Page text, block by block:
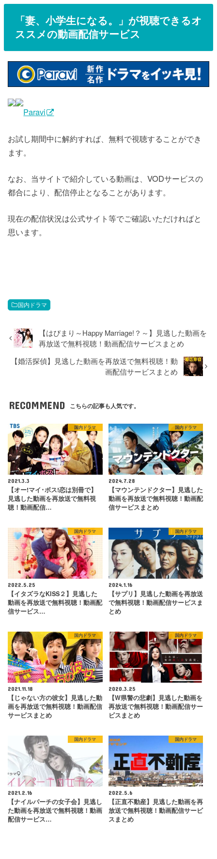
「妻、小学生になる。
」が視聴できるオ
ススメの動画配信サービス
Paravi
お試し期間中に解約すれば、無料で視聴することができ
ます。
なお、当サイトで紹介している動画は、VODサービスの
都合により、配信停止となることがあります。
現在の配信状況は公式サイト等でご確認いただければと
思います。
国内ドラマ
【はぴまり～Happy Marriage!？～】見逃した動画を
再放送で無料視聴！動画配信サービスまとめ
【婚活探偵】見逃した動画を再放送で無料視聴！動
画配信サービスまとめ
RECOMMEND こちらの記事も人気です。
国内ドラマ
2021.3.3
【オー!マイ･ボス!恋は別冊で】
見逃した動画を再放送で無料視
聴！動画配信…
国内ドラマ
2024.7.28
【マウンテンドクター】見逃した
動画を再放送で無料視聴！動画配
信サービスまとめ
国内ドラマ
2022.5.25
【イタズラなKISS２】見逃した
動画を再放送で無料視聴！動画配
信サービス…
国内ドラマ
2024.1.16
【サプリ】見逃した動画を再放送
で無料視聴！動画配信サービスま
とめ
国内ドラマ
2021.11.18
【じゃない方の彼女】見逃した動
画を再放送で無料視聴！動画配信
サービスまとめ
国内ドラマ
2020.3.25
【W県警の悲劇】見逃した動画を
再放送で無料視聴！動画配信サー
ビスまとめ
国内ドラマ
2021.2.16
【ナイルパーチの女子会】見逃し
た動画を再放送で無料視聴！動画
配信サービス…
国内ドラマ
2022.5.6
【正直不動産】見逃した動画を再
放送で無料視聴！動画配信サービ
スまとめ